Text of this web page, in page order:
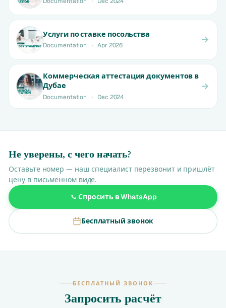
Услуги по ставке посольства
Documentation · Apr 2026
Коммерческая аттестация документов в
Дубае
Documentation · Dec 2024
Не уверены, с чего начать?
Оставьте номер — наш специалист перезвонит и пришлёт
цену в письменном виде.
Спросить в WhatsApp
Бесплатный звонок
БЕСПЛАТНЫЙ ЗВОНОК
Запросить расчёт